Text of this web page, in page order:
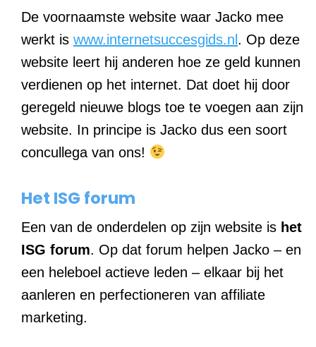
De voornaamste website waar Jacko mee
werkt is www.internetsuccesgids.nl. Op deze
website leert hij anderen hoe ze geld kunnen
verdienen op het internet. Dat doet hij door
geregeld nieuwe blogs toe te voegen aan zijn
website. In principe is Jacko dus een soort
concullega van ons!
Het ISG forum
Een van de onderdelen op zijn website is het
ISG forum. Op dat forum helpen Jacko – en
een heleboel actieve leden – elkaar bij het
aanleren en perfectioneren van affiliate
marketing.